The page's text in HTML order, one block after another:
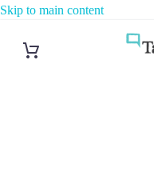
Skip to main content